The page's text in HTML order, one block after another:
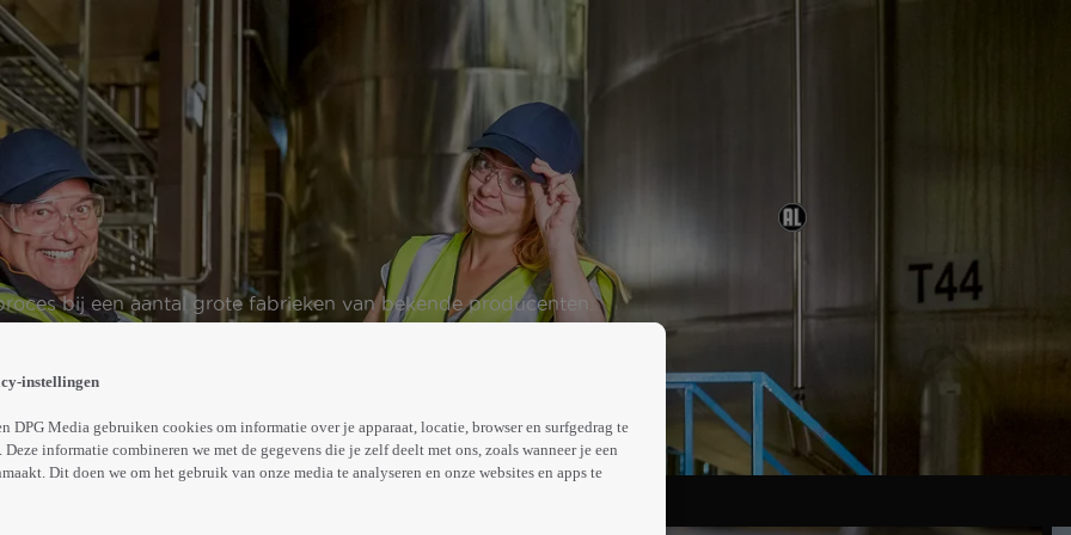
bij een aantal grote fabrieken van bekende producenten.
Meer
info
instellingen
DPG Media gebruiken cookies om informatie over je apparaat, locatie, browser en surfgedrag te
Deze informatie combineren we met de gegevens die je zelf deelt met ons, zoals wanneer je een
Dit doen we om het gebruik van onze media te analyseren en onze websites en apps te